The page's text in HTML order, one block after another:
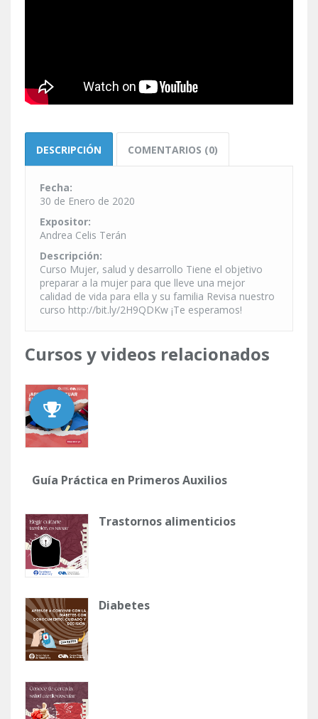
DESCRIPCIÓN COMENTARIOS (0)
Fecha:
30 de Enero de 2020
Expositor:
Andrea Celis Terán
Descripción:
Curso Mujer, salud y desarrollo Tiene el objetivo
preparar a la mujer para que lleve una mejor
calidad de vida para ella y su familia Revisa nuestro
curso http://bit.ly/2H9QDKw ¡Te esperamos!
Cursos y videos relacionados
Guía Práctica en Primeros Auxilios
Trastornos alimenticios
Diabetes